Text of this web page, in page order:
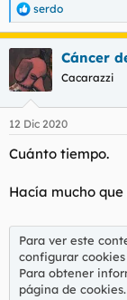
R
e
a
c
i
e
:
serdo
Cáncer
Cacarazzi
12 Dic 2020
Cuánto tiempo.
Hacía mucho
Para ver este
configurar
Para obtener
página de cookies.